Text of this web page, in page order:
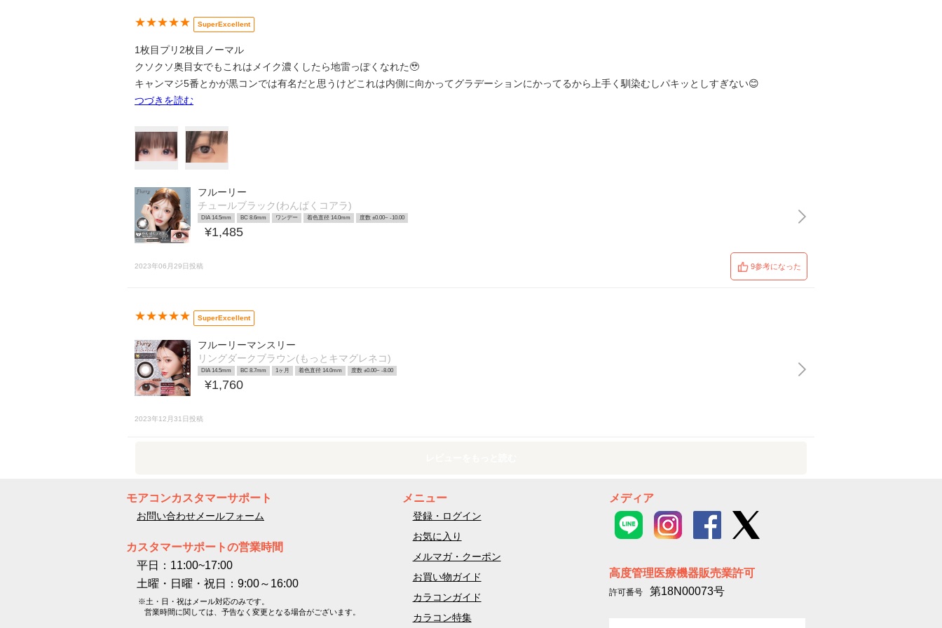
★★★★★ SuperExcellent
1枚目プリ2枚目ノーマル
クソクソ奥目女でもこれはメイク濃くしたら地雷っぽくなれた🥹
キャンマジ5番とかが黒コンでは有名だと思うけどこれは内側に向かってグラデーションにかってるから上手く馴染むしパキッとしすぎない😊
つづきを読む
フルーリー
チュールブラック(わんぱくコアラ)
DIA 14.5mm BC 8.6mm ワンデー 着色直径 14.0mm 度数 ±0.00~ -10.00
¥1,485
2023年06月29日投稿 9参考になった
★★★★★ SuperExcellent
フルーリーマンスリー
リングダークブラウン(もっとキマグレネコ)
DIA 14.5mm BC 8.7mm 1ヶ月 着色直径 14.0mm 度数 ±0.00~ -8.00
¥1,760
2023年12月31日投稿
モアコンカスタマーサポート
お問い合わせメールフォーム
カスタマーサポートの営業時間
平日：11:00~17:00
土曜・日曜・祝日：9:00～16:00
※土・日・祝はメール対応のみです。
営業時間に関しては、予告なく変更となる場合がございます。
メニュー
登録・ログイン
お気に入り
メルマガ・クーポン
お買い物ガイド
カラコンガイド
カラコン特集
メディア
高度管理医療機器販売業許可
許可番号 第18N00073号